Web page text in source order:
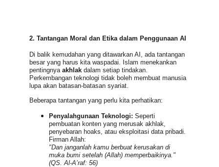
2. Tantangan Moral dan Etika dalam Penggunaan AI
Di balik kemudahan yang ditawarkan AI, ada tantangan
besar yang harus kita waspadai. Islam menekankan
pentingnya akhlak dalam setiap tindakan.
Perkembangan teknologi tidak boleh membuat manusia
lupa akan batasan-batasan syariat.
Beberapa tantangan yang perlu kita perhatikan:
Penyalahgunaan Teknologi: Seperti
pembuatan konten yang merusak akhlak,
penyebaran hoaks, atau eksploitasi data pribadi.
Firman Allah:
"Dan janganlah kamu berbuat kerusakan di
muka bumi setelah (Allah) memperbaikinya."
(QS. Al-A’raf: 56)